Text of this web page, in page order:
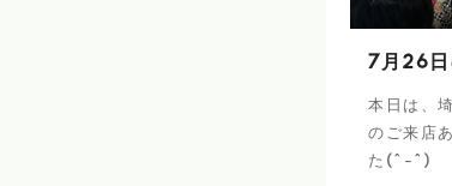
7月26日
本日は、
のご来店
た(^-^)